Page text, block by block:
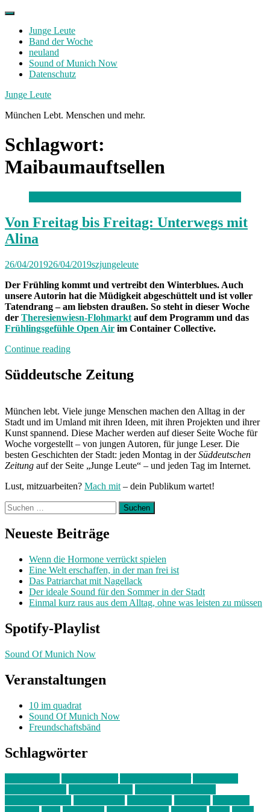
Skip
contentJunge Leute
Band der Woche
neuland
Sound of Munich Now
Datenschutz
Facebook
Twitter
Instagram
Junge Leute
München Lebt. Menschen und mehr.
Schlagwort:
Maibaumauftsellen
Von Freitag bis Freitag: Unterwegs mit
Alina
26/04/201926/04/2019szjungeleute
Der Frühling kommt und vertreibt den Winterblues. Auch
unsere Autorin hat die Müdigkeit abgeschüttelt und ist voller
Tatendrang – am liebsten draußen. So steht in dieser Woche
der Theresienwiesn-Flohmarkt auf dem Programm und das
Frühlingsgefühle Open Air im Container Collective.
Continue reading„Von
bis
Freitag:
Alina“
Süddeutsche Zeitung
München lebt. Viele junge Menschen machen den Alltag in der
Stadt und im Umland mit ihren Ideen, mit ihren Projekten und ihrer
Kunst spannend. Diese Macher werden auf dieser Seite Woche für
Woche vorgestellt – von jungen Autoren, für junge Leser. Die
besten Geschichten der Stadt: jeden Montag in derSüddeutschen
Zeitung auf der Seite „Junge Leute“ – und jeden Tag im Internet.
Lust, mitzuarbeiten? Mach mit – dein Publikum wartet!
Suchen
nach:
Neueste Beiträge
Wenn die Hormone verrückt spielen
Eine Welt erschaffen, in der man frei ist
Das Patriarchat mit Nagellack
Der ideale Sound für den Sommer in der Stadt
Einmal kurz raus aus dem Alltag, ohne was leisten zu müssen
Spotify-Playlist
Sound Of Munich Now
Veranstaltungen
10 im quadrat
Sound Of Munich Now
Freundschaftsbänd
Schlagwörter